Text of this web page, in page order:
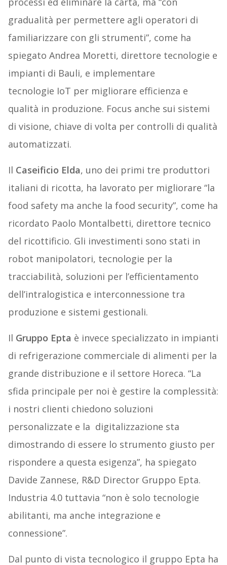
gradualità per permettere agli operatori di
familiarizzare con gli strumenti”, come ha
spiegato Andrea Moretti, direttore tecnologie e
impianti di Bauli, e implementare
tecnologie IoT per migliorare efficienza e
qualità in produzione. Focus anche sui sistemi
di visione, chiave di volta per controlli di qualità
automatizzati.
Il Caseificio Elda, uno dei primi tre produttori
italiani di ricotta, ha lavorato per migliorare “la
food safety ma anche la food security”, come ha
ricordato Paolo Montalbetti, direttore tecnico
del ricottificio. Gli investimenti sono stati in
robot manipolatori, tecnologie per la
tracciabilità, soluzioni per l’efficientamento
dell’intralogistica e interconnessione tra
produzione e sistemi gestionali.
Il Gruppo Epta è invece specializzato in impianti
di refrigerazione commerciale di alimenti per la
grande distribuzione e il settore Horeca. “La
sfida principale per noi è gestire la complessità:
i nostri clienti chiedono soluzioni
personalizzate e la digitalizzazione sta
dimostrando di essere lo strumento giusto per
rispondere a questa esigenza”, ha spiegato
Davide Zannese, R&D Director Gruppo Epta.
Industria 4.0 tuttavia “non è solo tecnologie
abilitanti, ma anche integrazione e
connessione”.
Dal punto di vista tecnologico il gruppo Epta ha